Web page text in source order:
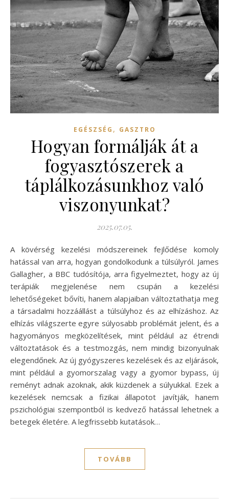
EGÉSZSÉG , GASZTRO
Hogyan formálják át a
fogyasztószerek a
táplálkozásunkhoz való
viszonyunkat?
2025.07.05.
A kövérség kezelési módszereinek fejlődése komoly
hatással van arra, hogyan gondolkodunk a túlsúlyról. James
Gallagher, a BBC tudósítója, arra figyelmeztet, hogy az új
terápiák megjelenése nem csupán a kezelési
lehetőségeket bővíti, hanem alapjaiban változtathatja meg
a társadalmi hozzáállást a túlsúlyhoz és az elhízáshoz. Az
elhízás világszerte egyre súlyosabb problémát jelent, és a
hagyományos megközelítések, mint például az étrendi
változtatások és a testmozgás, nem mindig bizonyulnak
elegendőnek. Az új gyógyszeres kezelések és az eljárások,
mint például a gyomorszalag vagy a gyomor bypass, új
reményt adnak azoknak, akik küzdenek a súlyukkal. Ezek a
kezelések nemcsak a fizikai állapotot javítják, hanem
pszichológiai szempontból is kedvező hatással lehetnek a
betegek életére. A legfrissebb kutatások…
TOVÁBB